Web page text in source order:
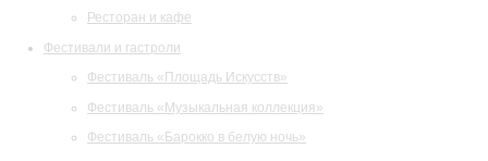
Ресторан и кафе
Фестивали и гастроли
Фестиваль «Площадь Искусств»
Фестиваль «Музыкальная коллекция»
Фестиваль «Барокко в белую ночь»